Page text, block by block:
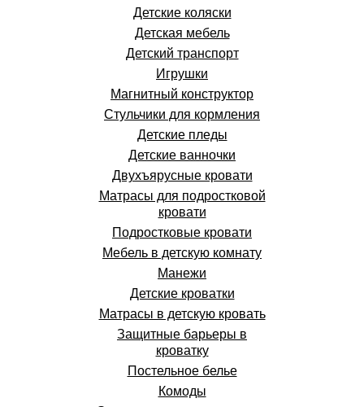
Детские коляски
Детская мебель
Детский транспорт
Игрушки
Магнитный конструктор
Стульчики для кормления
Детские пледы
Детские ванночки
Двухъярусные кровати
Матрасы для подростковой
кровати
Подростковые кровати
Мебель в детскую комнату
Манежи
Детские кроватки
Матрасы в детскую кровать
Защитные барьеры в
кроватку
Постельное белье
Комоды